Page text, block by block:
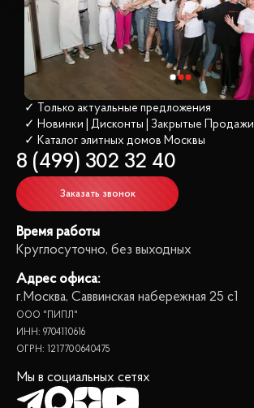
✓ Только актуальные предложения
✓ Новинки | Дисконты | Закрытые Продажи
✓ Каталог элитных домов Москвы
8 (499) 302 32 40
Заказать звонок
Время работы
Круглосуточно, без выходных
Адрес офиса:
г.Москва, Саввинская набережная 25 с1
ООО "ПИПЛ"
ИНН: 9704110616
ОГРН: 1217700640475
Мы в социальных сетях